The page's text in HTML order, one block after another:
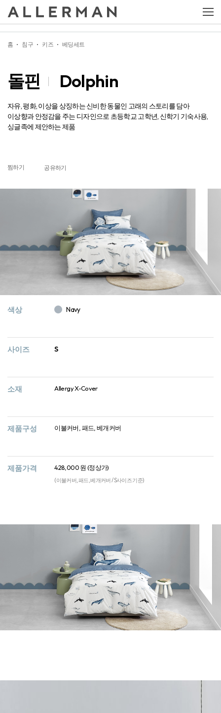
홈 침구 키즈 베딩세트
돌핀 Dolphin
자유, 평화, 이상을 상징하는 신비한 동물인 고래의 스토리를 담아
이상향과 안정감을 주는 디자인으로 초등학교 고학년, 신학기 기숙사용,
싱글족에 제안하는 제품
찜하기 공유하기
돌핀 Dolphin
색상 Navy
사이즈 S
소재 Allergy X-Cover
제품구성 이불커버, 패드, 베개커버
제품가격 428,000 원 (정상가)
(이불커버, 패드, 베개커버 / S사이즈 기준)